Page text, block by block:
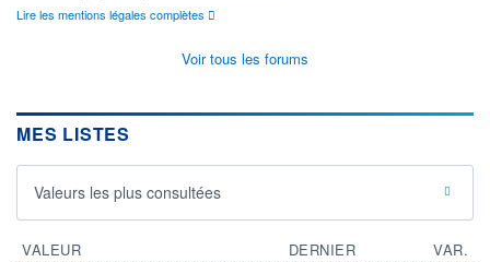
Lire les mentions légales complètes
Voir tous les forums
MES LISTES
Valeurs les plus consultées
VALEUR DERNIER
VAR.